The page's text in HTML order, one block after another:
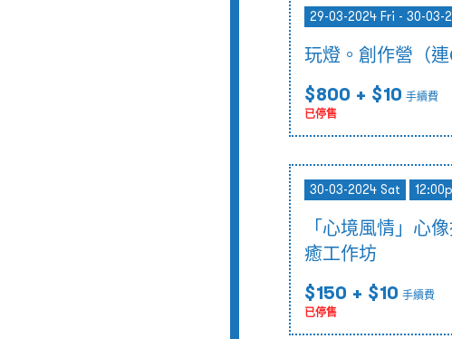
29-03-2024 Fri - 30-03-
玩燈。創作營（連
$800 + $10 手續費
已停售
30-03-2024 Sat
「心境風情」心
癒工作坊
$150 + $10 手續費
已停售